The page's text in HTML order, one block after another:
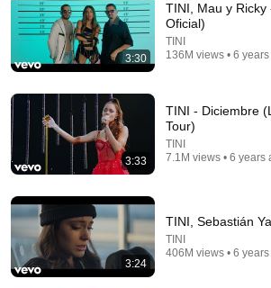
Will She BURN Him Like His Ex? |
New 1.4M views
3:30
TINI, Mau y
Oficial)
TINI
136M views • 6
3:33
TINI - Diciembre
Tour)
TINI
7.1M views • 6 years
3:24
TINI, Sebastián
TINI
406M views • 6